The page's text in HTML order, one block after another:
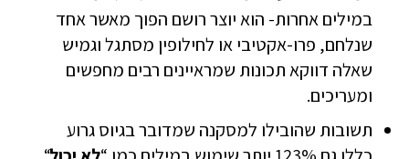
במילים אחרות- הוא יוצר רושם הפוך מאשר אחד
שנלחם, פרו-אקטיבי או לחילופין מסתגל וגמיש
שאלה דווקא תכונות שמראיינים רבים מחפשים
ומעריכים.
תשובות שהובילו למסקנה שמדובר בגיוס גרוע